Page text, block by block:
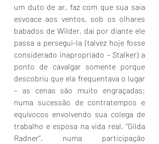
um duto de ar, faz com que sua saia
esvoace aos ventos, sob os olhares
babados de Wilder, daí por diante ele
passa a persegui-la (talvez hoje fosse
considerado inapropriado – Stalker) a
ponto de cavalgar somente porque
descobriu que ela frequentava o lugar
– as cenas são muito engraçadas;
numa sucessão de contratempos e
equívocos envolvendo sua colega de
trabalho e esposa na vida real, “Gilda
Radner”, numa participação